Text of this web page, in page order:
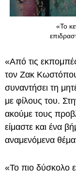
«To
«Από τις
τον Ζακ
συναντήσει τη
με φίλους του.
ακούμε τους
είμαστε και ένα
αναμενόμενα
«Το πιο δύσκολο